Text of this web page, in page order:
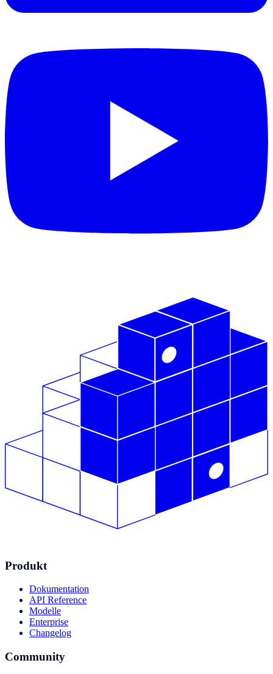
Produkt
Dokumentation
API Reference
Modelle
Enterprise
Changelog
Community